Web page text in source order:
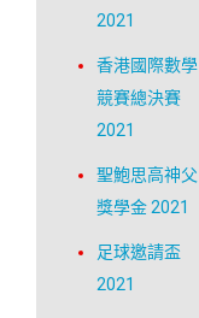
2021
香港國際數學
競賽總決賽
2021
聖鮑思高神父
獎學金 2021
足球邀請盃
2021